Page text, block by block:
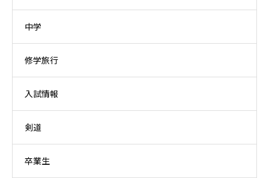
中学
修学旅行
入試情報
剣道
卒業生